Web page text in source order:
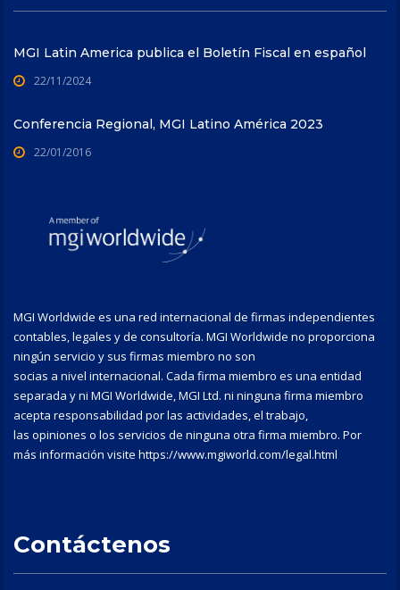
MGI Latin America publica el Boletín Fiscal en español
22/11/2024
Conferencia Regional, MGI Latino América 2023
22/01/2016
MGI Worldwide es una red internacional de firmas independientes
contables, legales y de consultoría. MGI Worldwide no proporciona
ningún servicio y sus firmas miembro no son
socias a nivel internacional. Cada firma miembro es una entidad
separada y ni MGI Worldwide, MGI Ltd. ni ninguna firma miembro
acepta responsabilidad por las actividades, el trabajo,
las opiniones o los servicios de ninguna otra firma miembro. Por
más información visite https://www.mgiworld.com/legal.html
Contáctenos